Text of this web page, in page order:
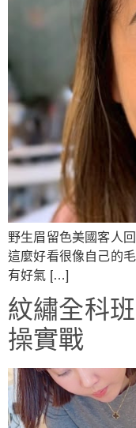
野生眉留色美國客人
這麼好看很像自己的
有好氣 […]
紋繡全科
操實戰